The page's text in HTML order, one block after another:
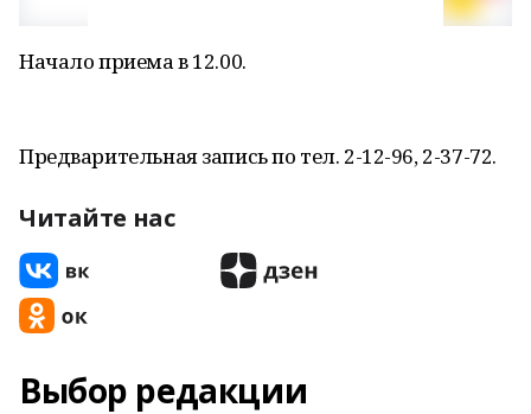
Начало приема в 12.00.
Предварительная запись по тел. 2-12-96, 2-37-72.
Читайте нас
Выбор редакции